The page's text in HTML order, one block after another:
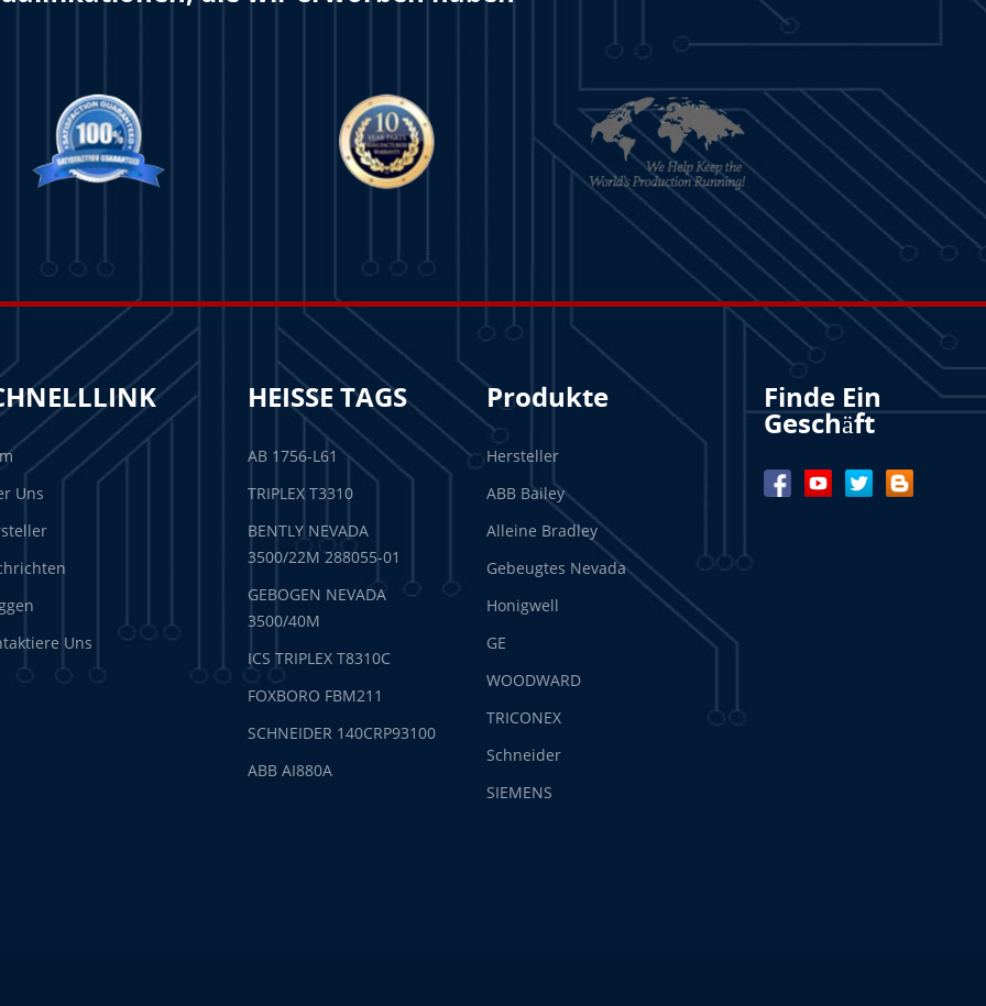
Uns
Uns
HEISSE TAGS
AB 1756-L61
TRIPLEX T3310
BENTLY NEVADA
3500/22M 288055-01
GEBOGEN NEVADA
3500/40M
ICS TRIPLEX T8310C
FOXBORO FBM211
SCHNEIDER 140CRP93100
ABB AI880A
Produkte
Hersteller
ABB Bailey
Alleine Bradley
Gebeugtes Nevada
Honigwell
GE
WOODWARD
TRICONEX
Schneider
SIEMENS
Finde Ein
Geschäft